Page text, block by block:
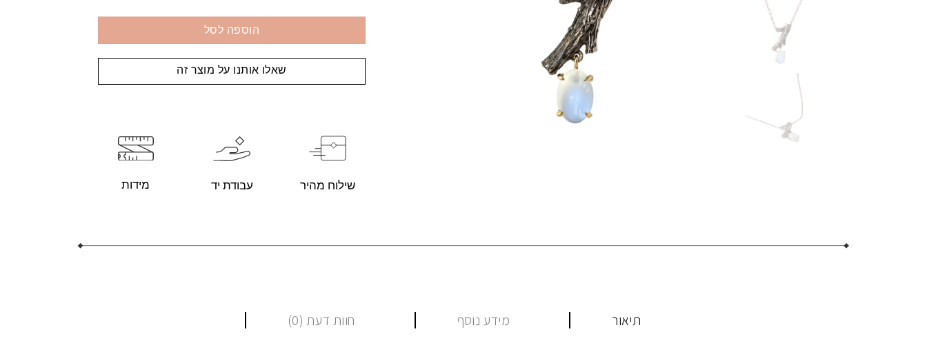
הוספה לסל
שאלו אותנו על מוצר זה
שילוח מהיר עבודת יד מידות
תיאור מידע נוסף
חוות דעת (0)